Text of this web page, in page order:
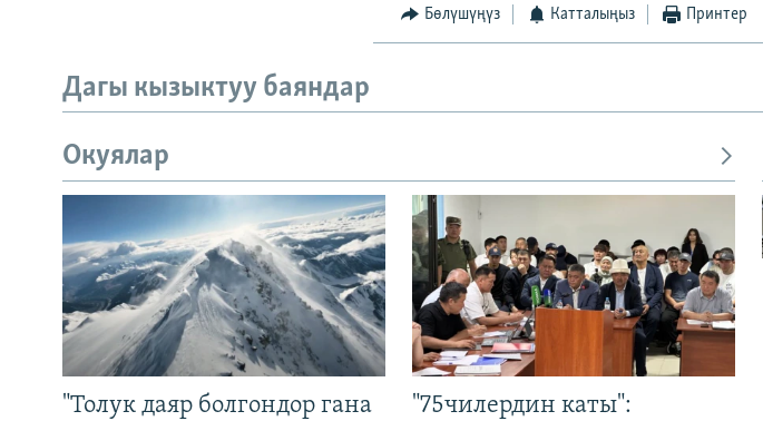
Бөлүшүңүз Катталыңыз Принтер
Дагы кызыктуу баяндар
Окуялар
"Толук даяр болгондор гана
"75чилердин каты":